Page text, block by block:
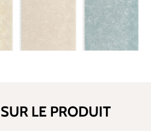
LE PRODUIT